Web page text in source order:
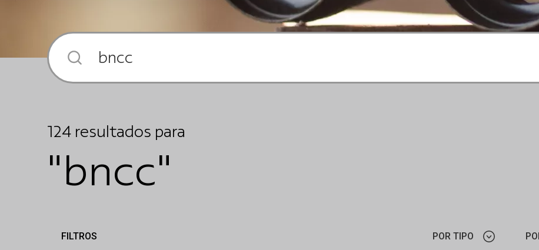
124 resultados para
"bncc"
FILTROS POR TIPO